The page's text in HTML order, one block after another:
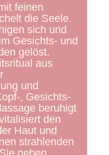
feinen
die Seele.
sich und
Gesichts- und
gelöst.
aus
und
, Gesichts-
beruhigt
den
Haut und
strahlenden